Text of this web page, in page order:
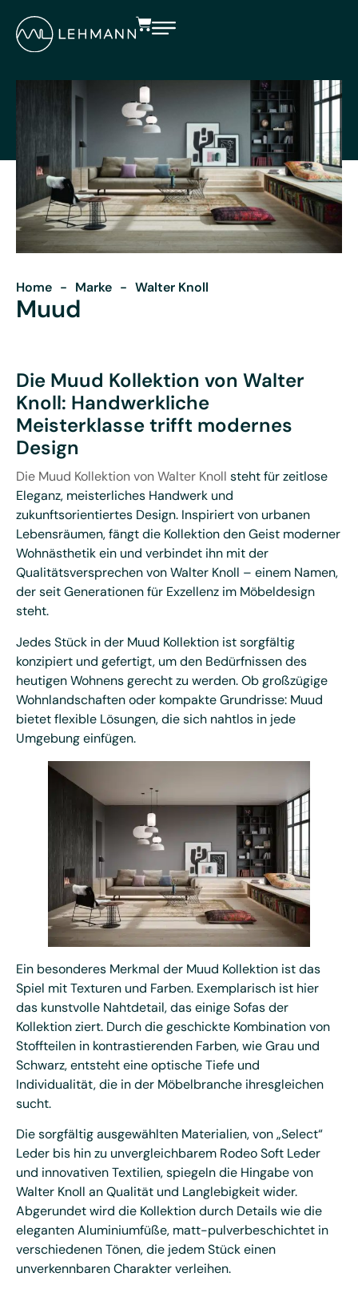
Home - Marke - Walter Knoll
Muud
Die Muud Kollektion von Walter
Knoll: Handwerkliche
Meisterklasse trifft modernes
Design
Die Muud Kollektion von Walter Knoll steht für zeitlose
Eleganz, meisterliches Handwerk und
zukunftsorientiertes Design. Inspiriert von urbanen
Lebensräumen, fängt die Kollektion den Geist moderner
Wohnästhetik ein und verbindet ihn mit der
Qualitätsversprechen von Walter Knoll – einem Namen,
der seit Generationen für Exzellenz im Möbeldesign
steht.
Jedes Stück in der Muud Kollektion ist sorgfältig
konzipiert und gefertigt, um den Bedürfnissen des
heutigen Wohnens gerecht zu werden. Ob großzügige
Wohnlandschaften oder kompakte Grundrisse: Muud
bietet flexible Lösungen, die sich nahtlos in jede
Umgebung einfügen.
Ein besonderes Merkmal der Muud Kollektion ist das
Spiel mit Texturen und Farben. Exemplarisch ist hier
das kunstvolle Nahtdetail, das einige Sofas der
Kollektion ziert. Durch die geschickte Kombination von
Stoffteilen in kontrastierenden Farben, wie Grau und
Schwarz, entsteht eine optische Tiefe und
Individualität, die in der Möbelbranche ihresgleichen
sucht.
Die sorgfältig ausgewählten Materialien, von „Select“
Leder bis hin zu unvergleichbarem Rodeo Soft Leder
und innovativen Textilien, spiegeln die Hingabe von
Walter Knoll an Qualität und Langlebigkeit wider.
Abgerundet wird die Kollektion durch Details wie die
eleganten Aluminiumfüße, matt-pulverbeschichtet in
verschiedenen Tönen, die jedem Stück einen
unverkennbaren Charakter verleihen.